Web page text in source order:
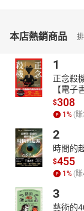
本店熱銷商品
1
正念殺
【電子
$308
1% (賺
2
時間的
$455
1% (賺
3
藝術的